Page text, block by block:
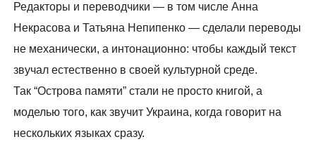
Редакторы и переводчики — в том числе Анна
Некрасова и Татьяна Непипенко — сделали переводы
не механически, а интонационно: чтобы каждый текст
звучал естественно в своей культурной среде.
Так “Острова памяти” стали не просто книгой, а
моделью того, как звучит Украина, когда говорит на
нескольких языках сразу.